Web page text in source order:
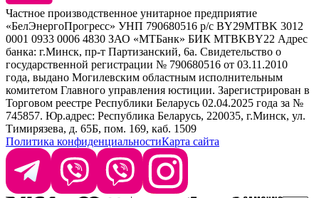
Selective Professional
White Line
+ 375 29 1649505
info@krasabel.by
Офис: г. Минск, ул. Тимирязева 65Б, офис 1509
Склад: г. Минск, ул. Домбровская, 15
Время работы: пн–чт 9:00–17:30, пт 9:00–17:00
Частное производственное унитарное предприятие
«БелЭнергоПрогресс» УНП 790680516 р/с BY29MTBK 3012
0001 0933 0006 4830 ЗАО «МТБанк» БИК MTBKBY22 Адрес
банка: г.Минск, пр-т Партизанский, 6а. Свидетельство о
государственной регистрации № 790680516 от 03.11.2010
года, выдано Могилевским областным исполнительным
комитетом Главного управления юстиции. Зарегистрирован в
Торговом реестре Республики Беларусь 02.04.2025 года за №
745857. Юр.адрес: Республика Беларусь, 220035, г.Минск, ул.
Тимирязева, д. 65Б, пом. 169, каб. 1509
Политика конфиденциальностиКарта сайта